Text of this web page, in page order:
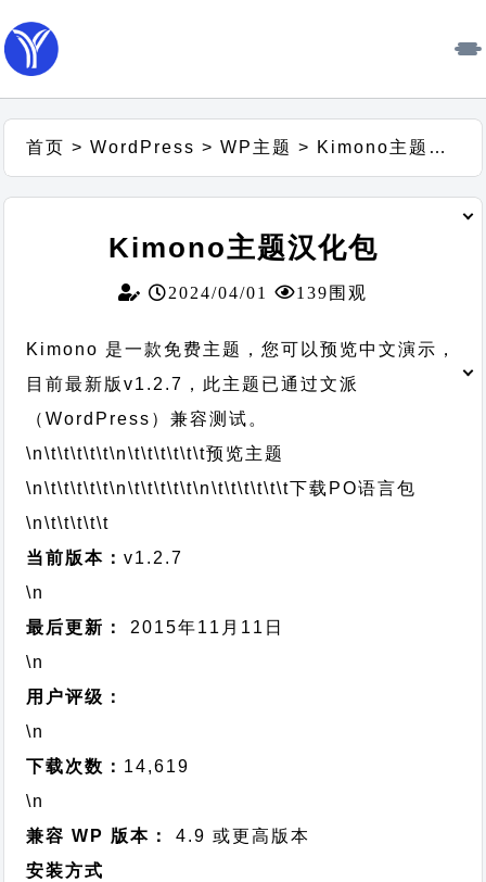
首页 >WordPress >WP主题 > Kimono主题汉化包
Kimono主题汉化包
2024/04/01 139围观
Kimono 是一款免费主题，您可以预览中文演示，
目前最新版v1.2.7，此主题已通过文派
（WordPress）兼容测试。
\n\t\t\t\t\t\n\t\t\t\t\t\t预览主题
\n\t\t\t\t\t\n\t\t\t\t\t\n\t\t\t\t\t\t下载PO语言包
\n\t\t\t\t\t
当前版本：v1.2.7
\n
最后更新：
2015年11月11日
\n
用户评级：
\n
下载次数： 14,619
\n
兼容 WP 版本：
4.9 或更高版本
安装方式